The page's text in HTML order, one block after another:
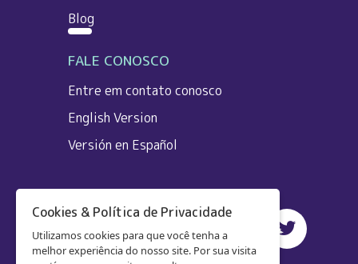
Blog
FALE CONOSCO
Entre em contato conosco
English Version
Versión en Español
Cookies & Política de Privacidade
Utilizamos cookies para que você tenha a
melhor experiência do nosso site. Por sua visita